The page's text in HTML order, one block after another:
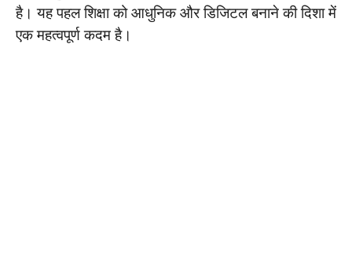
है। यह पहल शिक्षा को आधुनिक और डिजिटल बनाने की दिशा में
एक महत्वपूर्ण कदम है।